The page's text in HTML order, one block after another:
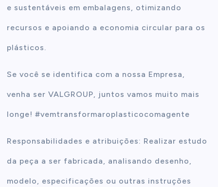
e sustentáveis em embalagens, otimizando
recursos e apoiando a economia circular para os
plásticos.
Se você se identifica com a nossa Empresa,
venha ser VALGROUP, juntos vamos muito mais
longe! #vemtransformaroplasticocomagente
Responsabilidades e atribuições: Realizar estudo
da peça a ser fabricada, analisando desenho,
modelo, especificações ou outras instruções